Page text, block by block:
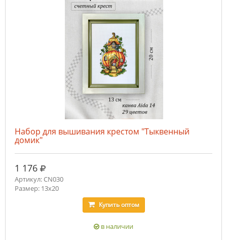
Набор для вышивания крестом "Тыквенный
домик"
1 176 руб.
Артикул: CN030
Размер: 13х20
Купитьоптом
в наличии